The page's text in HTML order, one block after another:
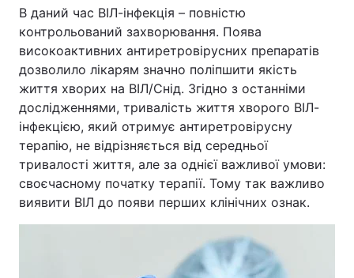
В даний час ВІЛ-інфекція – повністю
контрольований захворювання. Поява
високоактивних антиретровірусних препаратів
дозволило лікарям значно поліпшити якість
життя хворих на ВІЛ/Снід. Згідно з останніми
дослідженнями, тривалість життя хворого ВІЛ-
інфекцією, який отримує антиретровірусну
терапію, не відрізняється від середньої
тривалості життя, але за однієї важливої умови:
своєчасному початку терапії. Тому так важливо
виявити ВІЛ до появи перших клінічних ознак.